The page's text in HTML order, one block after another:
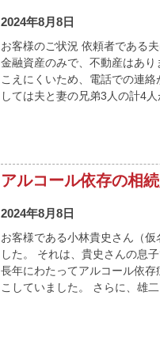
2024年8月8日
お客様のご状況 依頼者である
金融資産のみで、不動産はあ
こえにくいため、電話での連
しては夫と妻の兄弟3人の計4
アルコール依存の相
2024年8月8日
お客様である小林貴史さん（
した。 それは、貴史さんの息
長年にわたってアルコール依
こしていました。 さらに、雄